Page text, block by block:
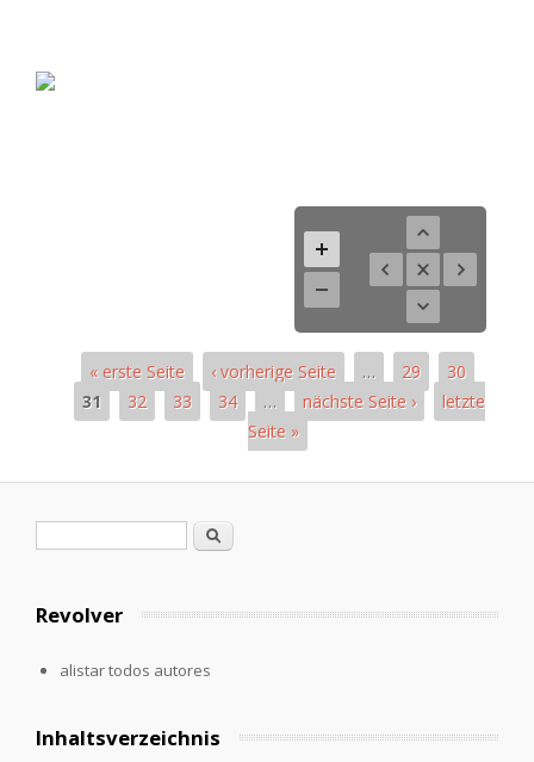
« erste Seite ‹ vorherige Seite … 29
30
31
32 33 34 … nächste Seite ›
letzte
Seite »
Formulario de búsqueda
Buscar
Revolver
alistar todos autores
Inhaltsverzeichnis